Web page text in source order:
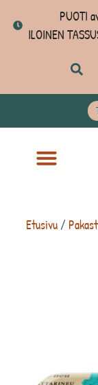
PUOTI
ILOINEN
Etusivu/